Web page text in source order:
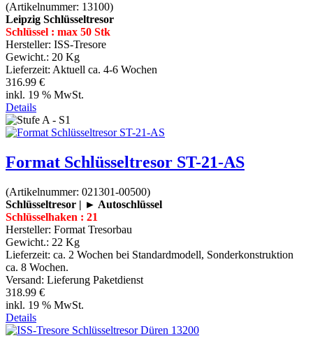
(Artikelnummer: 13100)
Leipzig Schlüsseltresor
Schlüssel : max 50 Stk
Hersteller: ISS-Tresore
Gewicht.: 20 Kg
Lieferzeit: Aktuell ca. 4-6 Wochen
316.99 €
inkl. 19 % MwSt.
Details
Format Schlüsseltresor ST-21-AS
(Artikelnummer: 021301-00500)
Schlüsseltresor | ► Autoschlüssel
Schlüsselhaken : 21
Hersteller: Format Tresorbau
Gewicht.: 22 Kg
Lieferzeit: ca. 2 Wochen bei Standardmodell, Sonderkonstruktion
ca. 8 Wochen.
Versand: Lieferung Paketdienst
318.99 €
inkl. 19 % MwSt.
Details